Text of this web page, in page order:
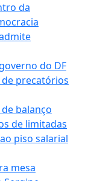
da
do DF
de precatórios
balanço
de limitadas
piso salarial
mesa